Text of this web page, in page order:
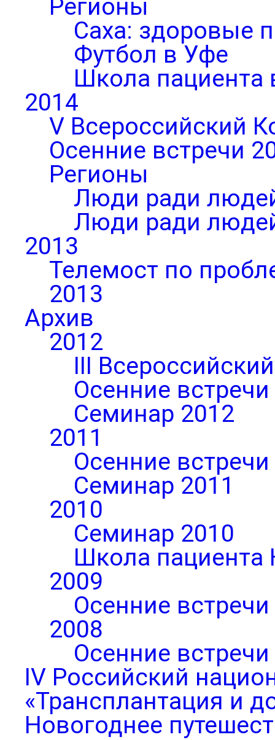
Регионы
Саха: здоровые
Футбол в Уфе
Школа пациента
2014
V Всероссийский
Осенние встречи
Регионы
Люди ради
Люди ради
2013
Телемост по
2013
Архив
2012
III
Осенние
Семинар 2012
2011
Осенние
Семинар 2011
2010
Семинар 2010
Школа пациента
2009
Осенние
2008
Осенние
IV Российский
«Трансплантация и
Новогоднее